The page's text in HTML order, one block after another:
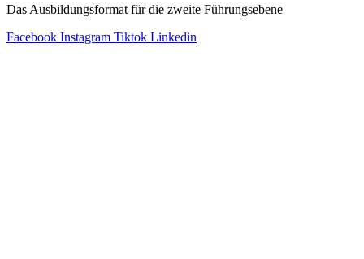
Das Ausbildungsformat für die zweite Führungsebene
Facebook Instagram Tiktok Linkedin